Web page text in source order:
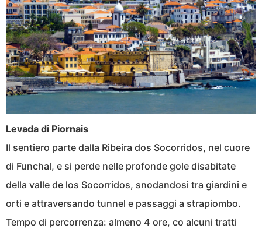
Levada di Piornais
Il sentiero parte dalla Ribeira dos Socorridos, nel cuore
di Funchal, e si perde nelle profonde gole disabitate
della valle de los Socorridos, snodandosi tra giardini e
orti e attraversando tunnel e passaggi a strapiombo.
Tempo di percorrenza: almeno 4 ore, co alcuni tratti